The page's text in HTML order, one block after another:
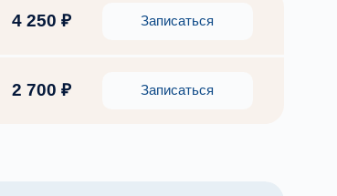
4 250 ₽ Записаться
2 700 ₽ Записаться